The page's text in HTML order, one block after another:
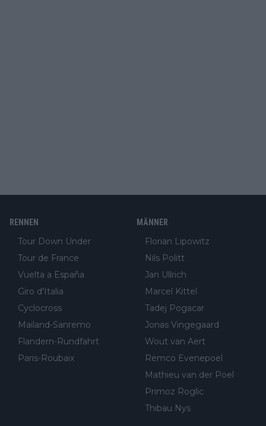
RENNEN
Tour Down Under
Tour de France
Vuelta a España
Giro d'Italia
Cyclocross
Mailand-Sanremo
Flandern-Rundfahrt
Paris-Roubaix
MÄNNER
Florian Lipowitz
Nils Politt
Jan Ullrich
Marcel Kittel
Tadej Pogacar
Jonas Vingegaard
Wout van Aert
Remco Evenepoel
Mathieu van der Poel
Primoz Roglic
Thibau Nys